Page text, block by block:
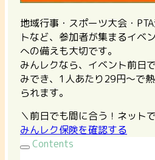
地域行事・スポーツ大会・
トなど、参加者が集まるイベ
への備えも大切です。
みんレクなら、イベント前日
みでき、1人あたり29円〜で
られます。
＼前日でも間に合う！ネット
みんレク保険を確認する
Contents